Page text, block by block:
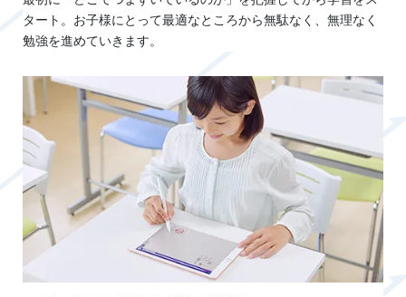
タート。お子様にとって最適なところから無駄なく、無理なく
勉強を進めていきます。